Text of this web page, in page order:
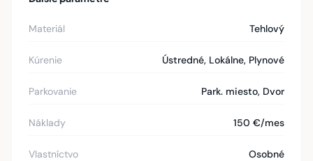
Materiál Tehlový
Kúrenie Ústredné, Lokálne, Plynové
Parkovanie Park. miesto, Dvor
Náklady 150 €/mes
Vlastníctvo Osobné